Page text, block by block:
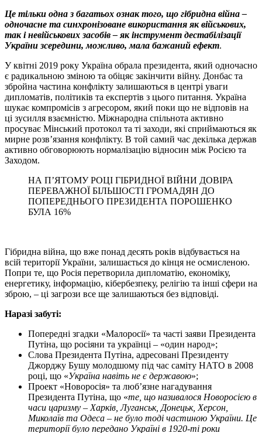
Це тільки одна з багатьох ознак того, що гібридна війна –
одночасне та синхронізоване використання як військових,
так і невійськових засобів – як інструмент дестабілізації
України зсередини, можливо, мала бажаний ефект.
У квітні 2019 року Україна обрала президента, який одночасно
є радикальною зміною та обіцяє закінчити війну. Донбас та
збройна частина конфлікту залишаються в центрі уваги
дипломатів, політиків та експертів з цього питання. Україна
шукає компромісів з агресором, який поки що не відповів на
ці зусилля взаємністю. Міжнародна спільнота активно
просуває Мінський протокол та ті заходи, які сприймаються як
мирне розв’язання конфлікту. В той самий час декілька держав
активно обговорюють нормалізацію відносин між Росією та
Заходом.
НА П’ЯТОМУ РОЦІ ГІБРИДНОЇ ВІЙНИ ДОВІРА
ПЕРЕВАЖНОЇ БІЛЬШОСТІ ГРОМАДЯН ДО
ПОПЕРЕДНЬОГО ПРЕЗИДЕНТА ПОРОШЕНКО
БУЛА 16%
Гібридна війна, що вже понад десять років відбувається на
всій території України, залишається до кінця не осмисленою.
Попри те, що Росія перетворила дипломатію, економіку,
енергетику, інформацію, кібербезпеку, релігію та інші сфери на
зброю, – ці загрози все ще залишаються без відповіді.
Наразі забуті:
Попередні згадки «Малоросії» та часті заяви Президента
Путіна, що росіяни та українці – «один народ»;
Слова Президента Путіна, адресовані Президенту
Джорджу Бушу молодшому під час саміту НАТО в 2008
році, що «Україна навіть не є державою»;
Проект «Новоросія» та люб’язне нагадування
Президента Путіна, що «те, що називалося Новоросією в
часи царизму – Харків, Луганськ, Донецьк, Херсон,
Миколаїв та Одеса – не було тоді частиною України. Це
території було передано Україні в 1920-ті роки